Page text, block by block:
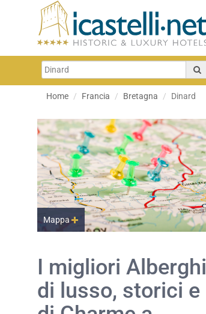
Home Francia Bretagna Dinard
Mappa
I migliori Alberghi
di lusso, storici e